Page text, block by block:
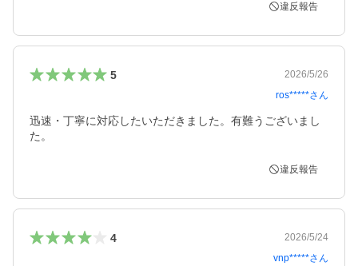
違反報告
5
2026/5/26
ros*****さん
迅速・丁寧に対応したいただきました。有難うございまし
た。
違反報告
4
2026/5/24
vnp*****さん